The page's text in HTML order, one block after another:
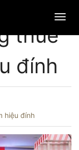
thuê
đính
hiệu đính